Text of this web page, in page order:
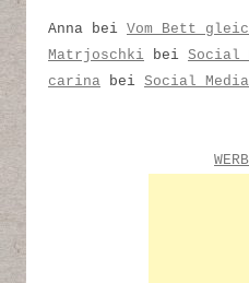
Anna bei Vom Bett
Matrjoschki bei Social
carina bei Social